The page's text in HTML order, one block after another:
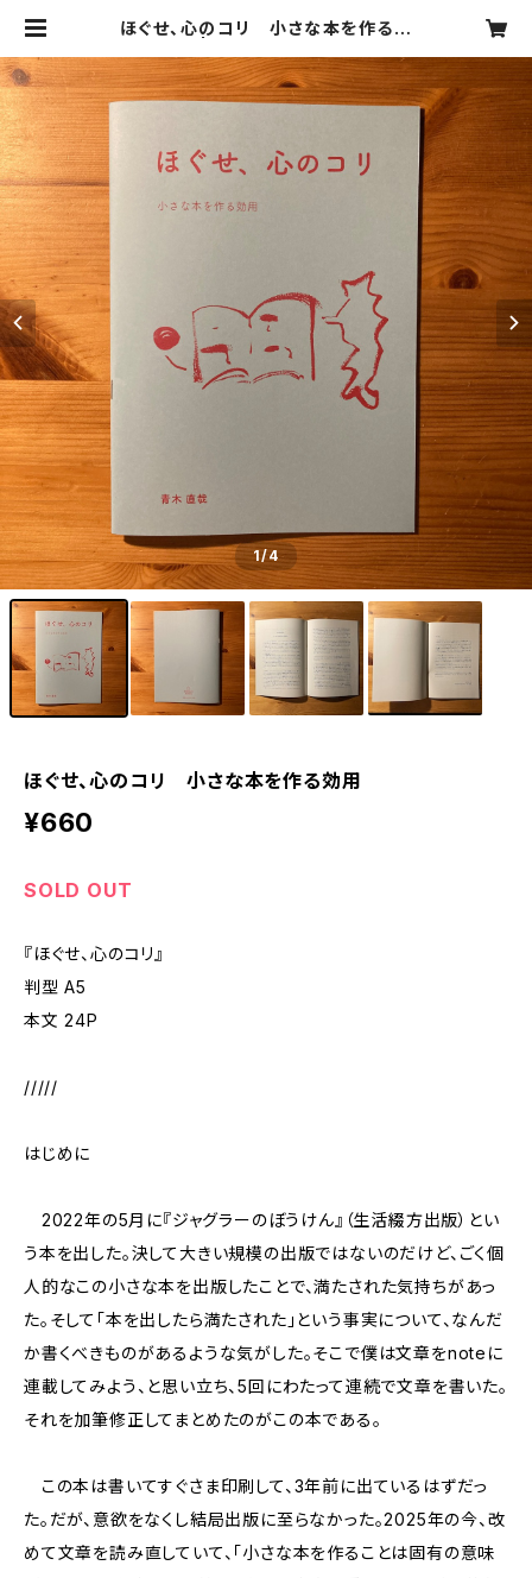
ほぐせ、心のコリ 小さな本を作る効
1/4
ほぐせ、心のコリ 小さな本を作る効用
¥660
SOLD OUT
『ほぐせ、心のコリ』
判型 A5
本文 24P
/////
はじめに
2022年の5月に『ジャグラーのぼうけん』（生活綴方出版）とい
う本を出した。決して大きい規模の出版ではないのだけど、ごく個
人的なこの小さな本を出版したことで、満たされた気持ちがあっ
た。そして「本を出したら満たされた」という事実について、なんだ
か書くべきものがあるような気がした。そこで僕は文章をnoteに
連載してみよう、と思い立ち、5回にわたって連続で文章を書いた。
それを加筆修正してまとめたのがこの本である。
この本は書いてすぐさま印刷して、3年前に出ているはずだっ
た。だが、意欲をなくし結局出版に至らなかった。2025年の今、改
めて文章を読み直していて、「小さな本を作ることは固有の意味